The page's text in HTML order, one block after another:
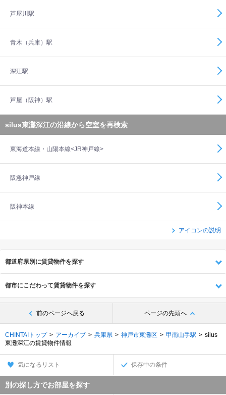
芦屋川駅
青木（兵庫）駅
深江駅
芦屋（阪神）駅
silus東灘深江の沿線から空室を再検索
東海道本線・山陽本線<JR神戸線>
阪急神戸線
阪神本線
アイコンの説明
都道府県別に賃貸物件を探す
都市にこだわって賃貸物件を探す
前のページへ戻る ページの先頭へ
CHINTAIトップ アーカイブ 兵庫県 神戸市東灘区 甲南山手駅
silus
東灘深江の賃貸物件情報
気になるリスト 保存中の条件
別の探し方でお部屋を探す